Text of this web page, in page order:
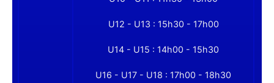
U12 - U13 : 15h30 - 17h00
U14 - U15 : 14h00 - 15h30
U16 - U17 - U18 : 17h00 - 18h30